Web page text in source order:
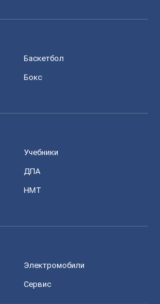
Баскетбол
Бокс
Учебники
ДПА
НМТ
Электромобили
Сервис